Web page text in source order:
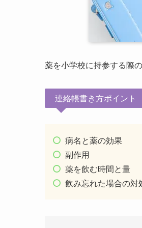
薬を小学校に持参する際の
連絡帳書き方ポイント
病名と薬の効果
副作用
薬を飲む時間と量
飲み忘れた場合の対